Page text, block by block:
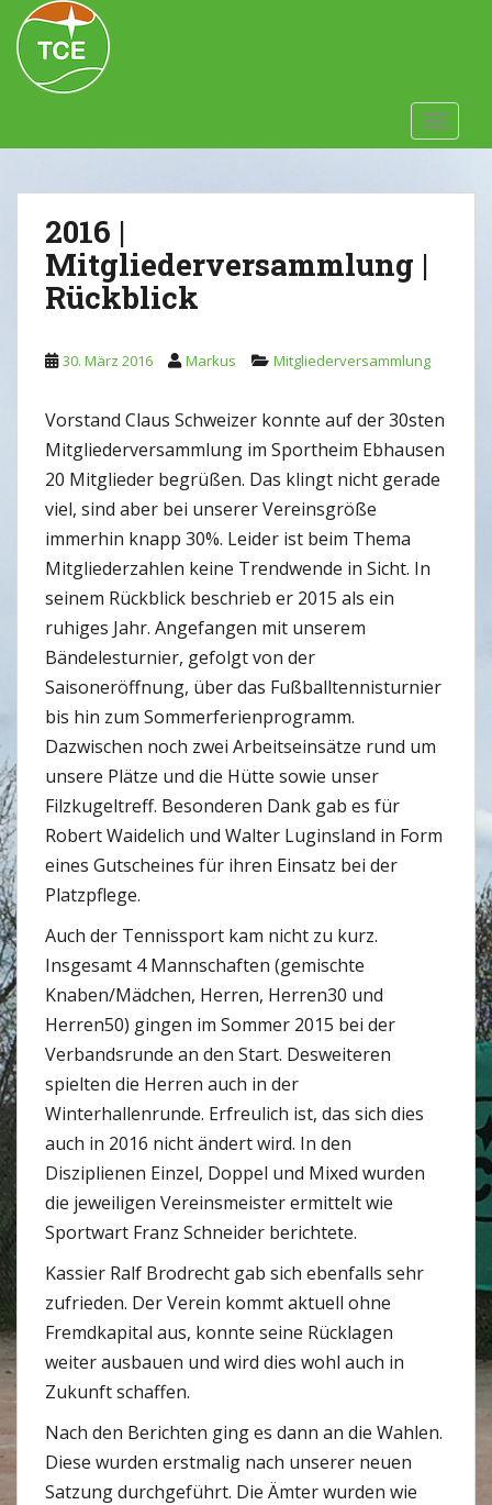
Skip to main content
2016 |
Mitgliederversammlung |
Rückblick
30. März 2016 Markus Mitgliederversammlung
Vorstand Claus Schweizer konnte auf der 30sten
Mitgliederversammlung im Sportheim Ebhausen
20 Mitglieder begrüßen. Das klingt nicht gerade
viel, sind aber bei unserer Vereinsgröße
immerhin knapp 30%. Leider ist beim Thema
Mitgliederzahlen keine Trendwende in Sicht. In
seinem Rückblick beschrieb er 2015 als ein
ruhiges Jahr. Angefangen mit unserem
Bändelesturnier, gefolgt von der
Saisoneröffnung, über das Fußballtennisturnier
bis hin zum Sommerferienprogramm.
Dazwischen noch zwei Arbeitseinsätze rund um
unsere Plätze und die Hütte sowie unser
Filzkugeltreff. Besonderen Dank gab es für
Robert Waidelich und Walter Luginsland in Form
eines Gutscheines für ihren Einsatz bei der
Platzpflege.
Auch der Tennissport kam nicht zu kurz.
Insgesamt 4 Mannschaften (gemischte
Knaben/Mädchen, Herren, Herren30 und
Herren50) gingen im Sommer 2015 bei der
Verbandsrunde an den Start. Desweiteren
spielten die Herren auch in der
Winterhallenrunde. Erfreulich ist, das sich dies
auch in 2016 nicht ändert wird. In den
Disziplienen Einzel, Doppel und Mixed wurden
die jeweiligen Vereinsmeister ermittelt wie
Sportwart Franz Schneider berichtete.
Kassier Ralf Brodrecht gab sich ebenfalls sehr
zufrieden. Der Verein kommt aktuell ohne
Fremdkapital aus, konnte seine Rücklagen
weiter ausbauen und wird dies wohl auch in
Zukunft schaffen.
Nach den Berichten ging es dann an die Wahlen.
Diese wurden erstmalig nach unserer neuen
Satzung durchgeführt. Die Ämter wurden wie